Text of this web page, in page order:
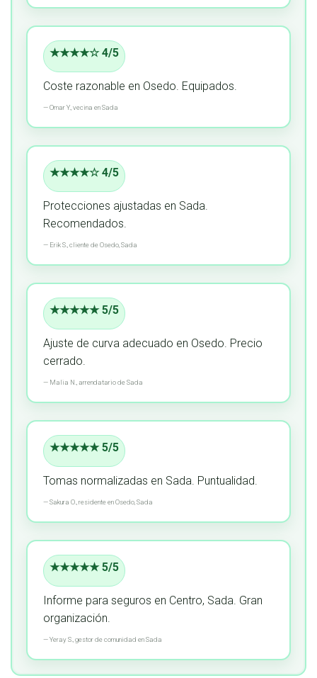
★★★★☆ 4/5
Coste razonable en Osedo. Equipados.
—Omar Y.,vecina en Sada
★★★★☆ 4/5
Protecciones ajustadas en Sada.
Recomendados.
—Erik S.,clientede Osedo, Sada
★★★★★ 5/5
Ajuste de curva adecuado en Osedo. Precio
cerrado.
—Malia N.,arrendatariode Sada
★★★★★ 5/5
Tomas normalizadas en Sada. Puntualidad.
—Sakura O.,residenteen Osedo, Sada
★★★★★ 5/5
Informe para seguros en Centro, Sada. Gran
organización.
—Yeray S.,gestor de comunidad en Sada